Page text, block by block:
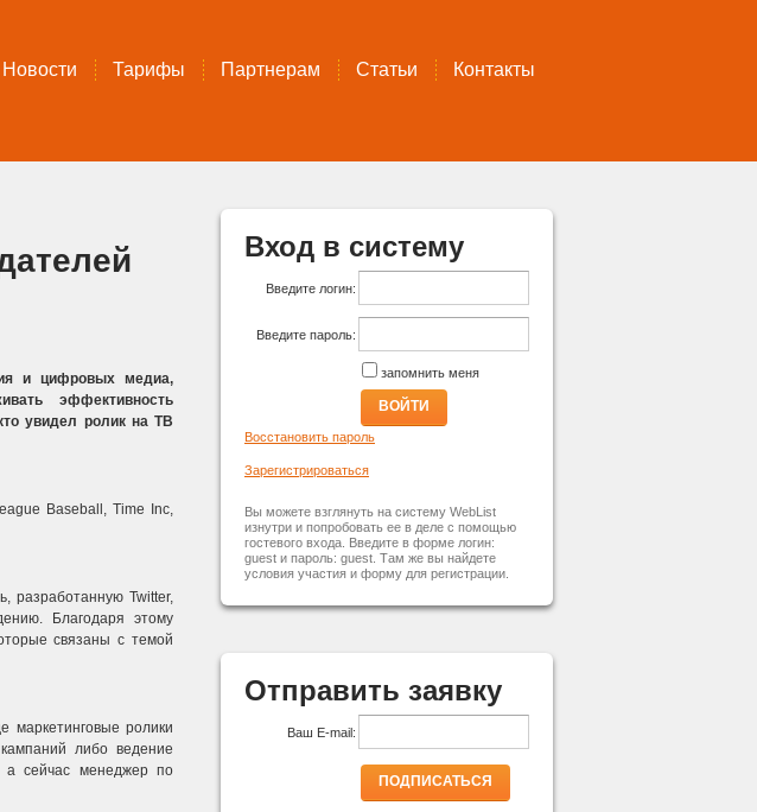
Новости Тарифы Партнерам Статьи Контакты
и цифровых медиа,
эффективность
увидел ролик на ТВ
Baseball, Time Inc,
разработанную Twitter,
Благодаря этому
связаны с темой
маркетинговые ролики
либо ведение
а сейчас менеджер по
Вход в систему
Введите логин:
Введите пароль:
запомнить меня
ВОЙТИ
Восстановить пароль
Зарегистрироваться
Вы можете взглянуть на систему WebList
изнутри и попробовать ее в деле с помощью
гостевого входа. Введите в форме логин:
guest и пароль: guest. Там же вы найдете
условия участия и форму для регистрации.
Отправить заявку
Ваш E-mail:
ПОДПИСАТЬСЯ